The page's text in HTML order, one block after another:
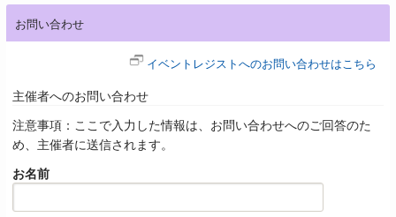
お問い合わせ
イベントレジストへのお問い合わせはこちら
主催者へのお問い合わせ
注意事項：ここで入力した情報は、お問い合わせへのご回答のた
め、主催者に送信されます。
お名前